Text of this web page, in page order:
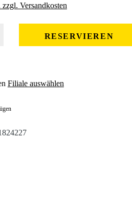
Versandkosten
RESERVIEREN
Filiale auswählen